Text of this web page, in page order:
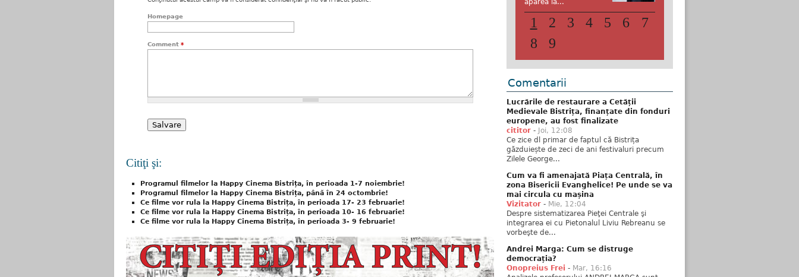
Homepage
Comment *
Citiţi şi:
Programul filmelor la Happy Cinema Bistrița, în perioada 1-7 noiembrie!
Programul filmelor la Happy Cinema Bistrița, până în 24 octombrie!
Ce filme vor rula la Happy Cinema Bistrița, în perioada 17- 23 februarie!
Ce filme vor rula la Happy Cinema Bistrița, în perioada 10- 16 februarie!
Ce filme vor rula la Happy Cinema Bistrița, în perioada 3- 9 februarie!
1 2 3 4 5 6
7
8
9
Comentarii
Lucrările de restaurare a Cetății
Medievale Bistrița, finanțate din fonduri
europene, au fost finalizate
cititor - Joi, 12:08
Ce zice dl primar de faptul că Bistrița
găzduiește de zeci de ani festivaluri precum
Zilele George...
Cum va fi amenajată Piața Centrală, în
zona Bisericii Evanghelice! Pe unde se va
mai circula cu mașina
Vizitator - Mie, 12:04
Despre sistematizarea Pieţei Centrale şi
integrarea ei cu Pietonalul Liviu Rebreanu se
vorbeşte de...
Andrei Marga: Cum se distruge
democrația?
Onopreius Frei - Mar, 16:16